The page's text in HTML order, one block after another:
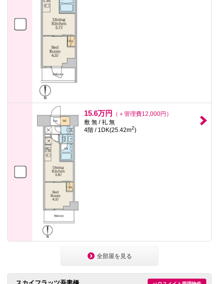
15.6万円
（＋管理費12,000円）
敷 無 / 礼 無
4階 / 1DK(25.42m2)
全部屋を見る